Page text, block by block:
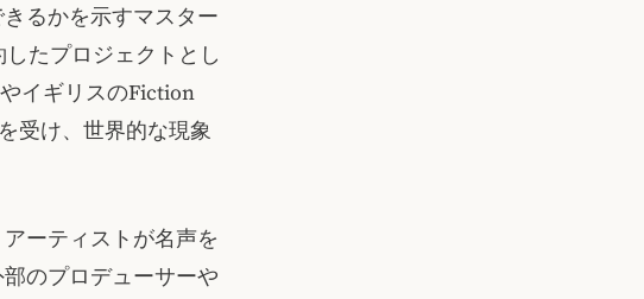
るかを示すマスター
たプロジェクトとし
イギリスのFiction
受け、世界的な現象
ーティストが名声を
のプロデューサーや